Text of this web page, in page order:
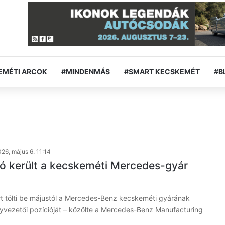
ARCOK #MINDENMÁS #SMART KECSKEMÉT
május 6. 11:14
került a kecskeméti Mercedes-gyár
tölti be májustól a Mercedes-Benz kecskeméti gyárának
pozícióját – közölte a Mercedes-Benz Manufacturing